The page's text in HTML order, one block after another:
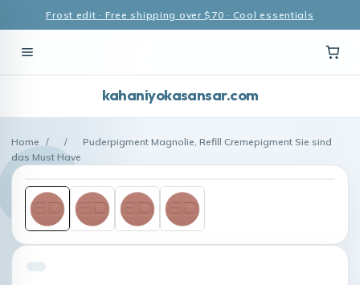
Frost edit · Free shipping over $70 · Cool essentials
kahaniyokasansar.com
Home / /
Puderpigment Magnolie, Refill Cremepigment Sie sind
das Must Have